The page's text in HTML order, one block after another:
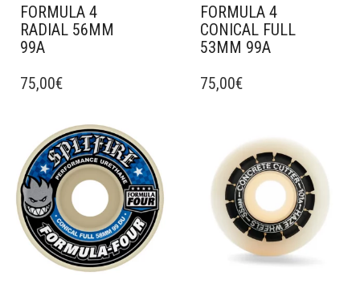
FORMULA 4
RADIAL 56MM
99A
75,00€
FORMULA 4
CONICAL FULL
53MM 99A
75,00€
Ajouter à mes favoris Ajouter à mes favoris